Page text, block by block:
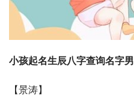
小孩起名生辰八字查询名字男
【景涛】